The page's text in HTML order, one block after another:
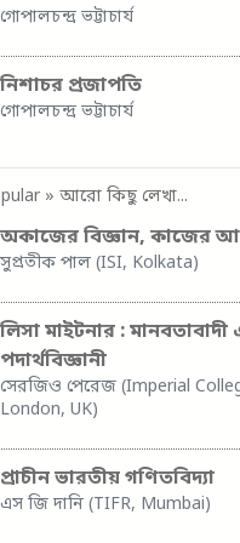
গোপালচন্দ্র ভট্টাচার্য
নিশাচর প্রজাপতি
গোপালচন্দ্র ভট্টাচার্য
» আরো কিছু লেখা...
অকাজের বিজ্ঞান, কাজের
সুপ্রতীক পাল (ISI, Kolkata)
লিসা মাইটনার :
পদার্থবিজ্ঞানী
সেরজিও পেরেজ (Imperial
London, UK)
প্রাচীন ভারতীয় গণিতবিদ্যা
এস জি দানি (TIFR, Mumbai)